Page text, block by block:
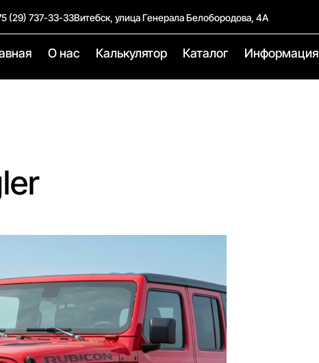
(29) 737-33-33Витебск, улица Генерала Белобородова, 4А
О нас Калькулятор Каталог Информация